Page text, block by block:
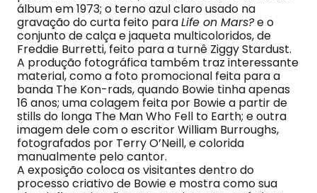
álbum em 1973; o terno azul claro usado na
gravação do curta feito paraLife on Mars?e o
conjunto de calça e jaqueta multicoloridos, de
Freddie Burretti, feito para a turnê Ziggy Stardust.
A produção fotográfica também traz interessante
material, como a foto promocional feita para a
banda The Kon-rads, quando Bowie tinha apenas
16 anos; uma colagem feita por Bowie a partir de
stills do longa The Man Who Fell to Earth; e outra
imagem dele com o escritor William Burroughs,
fotografados por Terry O’Neill, e colorida
manualmente pelo cantor.
A exposição coloca os visitantes dentro do
processo criativo de Bowie e mostra como sua